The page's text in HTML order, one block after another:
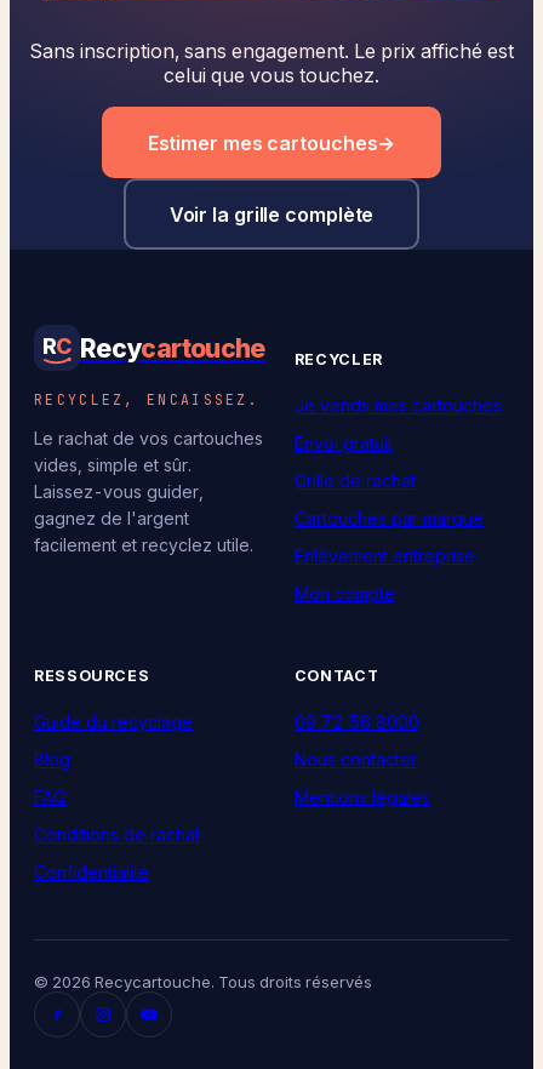
Sans inscription, sans engagement. Le prix affiché est
celui que vous touchez.
Estimer mes cartouches→
Voir la grille complète
RC Recycartouche
RECYCLEZ, ENCAISSEZ.
Le rachat de vos cartouches
vides, simple et sûr.
Laissez-vous guider,
gagnez de l'argent
facilement et recyclez utile.
RECYCLER
Je vends mes cartouches
Envoi gratuit
Grille de rachat
Cartouches par marque
Enlèvement entreprise
Mon compte
RESSOURCES
Guide du recyclage
Blog
FAQ
Conditions de rachat
Confidentialité
CONTACT
09 72 56 8000
Nous contacter
Mentions légales
© 2026 Recycartouche. Tous droits réservés